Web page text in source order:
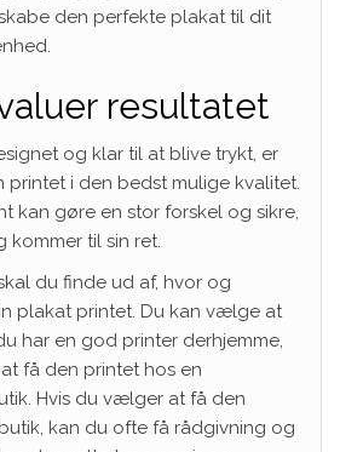
den perfekte plakat til dit
resultatet
og klar til at blive trykt, er
printet i den bedst mulige kvalitet.
kan gøre en stor forskel og sikre,
kommer til sin ret.
du finde ud af, hvor og
plakat printet. Du kan vælge at
har en god printer derhjemme,
få den printet hos en
Hvis du vælger at få den
kan du ofte få rådgivning og